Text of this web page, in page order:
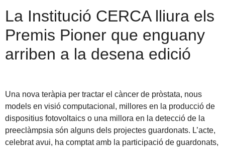
La Institució CERCA lliura els
Premis Pioner que enguany
arriben a la desena edició
Una nova teràpia per tractar el càncer de pròstata, nous
models en visió computacional, millores en la producció de
dispositius fotovoltaics o una millora en la detecció de la
preeclàmpsia són alguns dels projectes guardonats. L’acte,
celebrat avui, ha comptat amb la participació de guardonats,